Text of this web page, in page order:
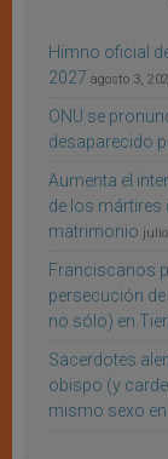
Himno oficial
2027 agosto 3,
ONU se
desaparecido
Aumenta el
de los mártires
matrimonio
Franciscanos
persecución
no sólo) en
Sacerdotes
obispo (y
mismo sexo